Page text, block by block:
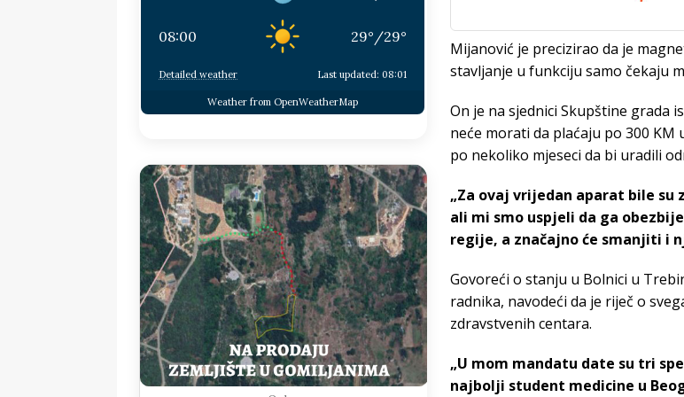
Mijanović je precizirao da je
stavljanje u funkciju samo čekaju
On je na sjednici Skupštine grada
neće morati da plaćaju po 300
po nekoliko mjeseci da bi uradili
„Za ovaj vrijedan aparat bile su
ali mi smo uspjeli da ga
regije, a značajno će smanjiti i
Govoreći o stanju u Bolnici u
radnika, navodeći da je riječ o
zdravstvenih centara.
„U mom mandatu date su tri
najbolji student medicine u
08:00 29° /29°
Detailed weather Last updated: 08:01
Weather from OpenWeatherMap